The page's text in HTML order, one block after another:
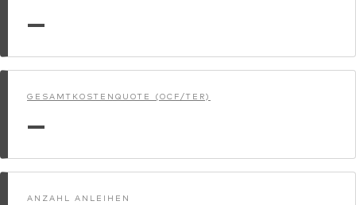
—
GESAMTKOSTENQUOTE (OCF/TER)
—
ANZAHL ANLEIHEN